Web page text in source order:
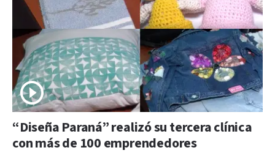
“Diseña Paraná” realizó su tercera clínica
con más de 100 emprendedores